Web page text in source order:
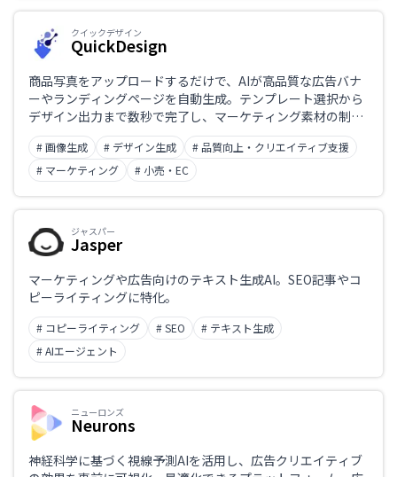
クイックデザイン
QuickDesign
商品写真をアップロードするだけで、AIが高品質な広告バナ
ーやランディングページを自動生成。テンプレート選択から
デザイン出力まで数秒で完了し、マーケティング素材の制作
時間とコストを大幅に削減するAIデザインツール。
# 画像生成 # デザイン生成
# 品質向上・クリエイティブ支援
# マーケティング
# 小売・EC
ジャスパー
Jasper
マーケティングや広告向けのテキスト生成AI。SEO記事やコ
ピーライティングに特化。
# コピーライティング # SEO
# テキスト生成
# AIエージェント
ニューロンズ
Neurons
神経科学に基づく視線予測AIを活用し、広告クリエイティブ